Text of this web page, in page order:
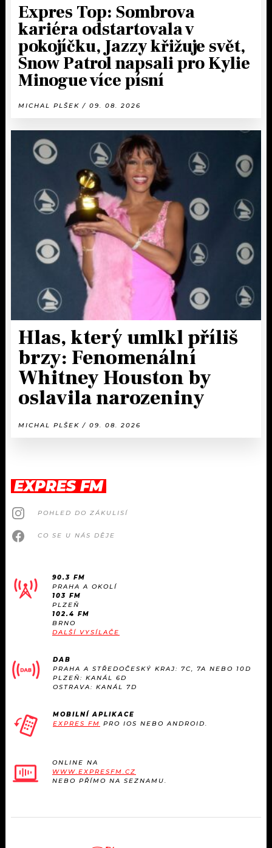
Expres Top: Sombrova
kariéra odstartovala v
pokojíčku, Jazzy křižuje svět,
Snow Patrol napsali pro Kylie
Minogue více písní
MICHAL PLŠEK / 09. 08. 2026
Hlas, který umlkl příliš
brzy: Fenomenální
Whitney Houston by
oslavila narozeniny
MICHAL PLŠEK / 09. 08. 2026
EXPRES FM
POHLED DO ZÁKULISÍ
CO SE U NÁS DĚJE
90.3 FM
PRAHA A OKOLÍ
103 FM
PLZEŇ
102.4 FM
BRNO
DALŠÍ VYSÍLAČE
DAB
PRAHA A STŘEDOČESKÝ KRAJ: 7C, 7A NEBO 10D
PLZEŇ: KANÁL 6D
OSTRAVA: KANÁL 7D
MOBILNÍ APLIKACE
EXPRES FM PRO IOS NEBO ANDROID.
ONLINE NA
WWW.EXPRESFM.CZ
NEBO PŘÍMO NA SEZNAMU.